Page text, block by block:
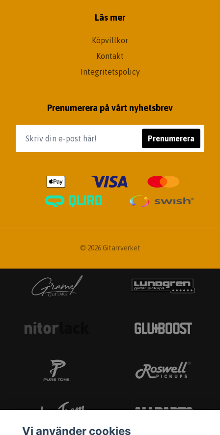
Läs mer
Köpvillkor
Kontakt
Integritetspolicy
Prenumerera på vårt nyhetsbrev
Prenumerera
© 2026 Gitarrverket
Vi använder cookies